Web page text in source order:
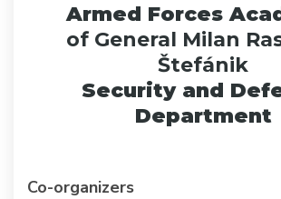
Armed Forces
of General Milan
Štefánik
Security and
Department
Co-organizers